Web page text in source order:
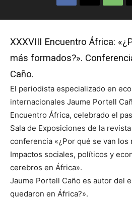
XXXVIII Encuentro África:
más formados?».
Caño.
El periodista especializado en
internacionales Jaume Portell
Encuentro África, celebrado el
Sala de Exposiciones de la
conferencia «¿Por qué se van los
Impactos sociales, políticos y
cerebros en África».
Jaume Portell Caño es autor del
quedaron en África?».